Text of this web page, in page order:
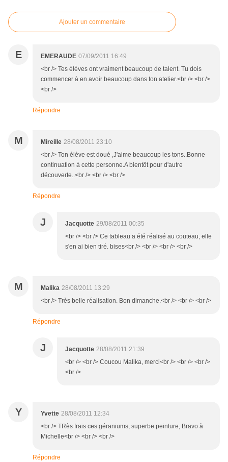
Ajouter un commentaire
E EMERAUDE 07/09/2011 16:49
<br /> Tes élèves ont vraiment beaucoup de talent. Tu dois
commencer à en avoir beaucoup dans ton atelier.<br /> <br />
<br />
Répondre
M Mireille 28/08/2011 23:10
<br /> Ton élève est doué ,J'aime beaucoup les tons..Bonne
continuation à cette personne.A bientôt pour d'autre
découverte..<br /> <br /> <br />
Répondre
J Jacquotte 29/08/2011 00:35
<br /> <br /> Ce tableau a été réalisé au couteau, elle
s'en ai bien tiré. bises<br /> <br /> <br /> <br />
M Malika 28/08/2011 13:29
<br /> Très belle réalisation. Bon dimanche.<br /> <br /> <br />
Répondre
J Jacquotte 28/08/2011 21:39
<br /> <br /> Coucou Malika, merci<br /> <br /> <br />
<br />
Y Yvette 28/08/2011 12:34
<br /> TRès frais ces géraniums, superbe peinture, Bravo à
Michelle<br /> <br /> <br />
Répondre